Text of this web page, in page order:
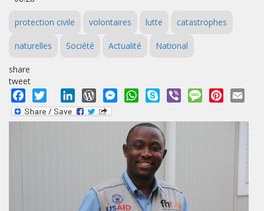
protection civile volontaires lutte catastrophes
naturelles Société Actualité National
share
tweet
Facebook
Twitter LinkedInWordPressMessengerWhatsApp
Skype Viber MessagePinterest